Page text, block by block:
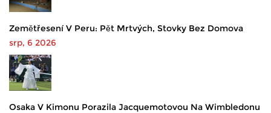
Zemětřesení V Peru: Pět Mrtvých, Stovky Bez Domova
srp, 6 2026
Osaka V Kimonu Porazila Jacquemotovou Na Wimbledonu